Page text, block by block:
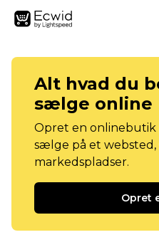
Alt hvad du
sælge online
Opret en
sælge på et websted,
markedspladser.
Opret